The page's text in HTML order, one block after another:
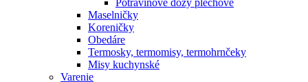
Potravinové dózy plechové
Maselničky
Koreničky
Obedáre
Termosky, termomisy, termohrnčeky
Misy kuchynské
Varenie